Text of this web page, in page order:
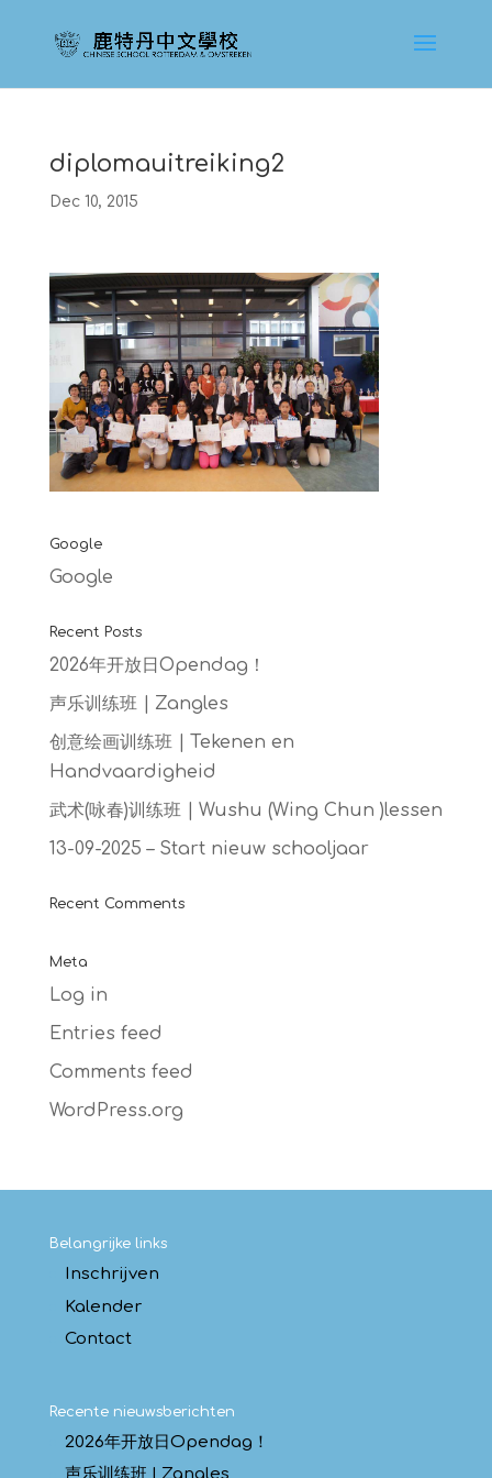
diplomauitreiking2
Dec 10, 2015
Google
Google
Recent Posts
2026年开放日Opendag！
声乐训练班 | Zangles
创意绘画训练班 | Tekenen en
Handvaardigheid
武术(咏春)训练班 | Wushu (Wing Chun )lessen
13-09-2025 – Start nieuw schooljaar
Recent Comments
Meta
Log in
Entries feed
Comments feed
WordPress.org
Belangrijke links
Inschrijven
Kalender
Contact
Recente nieuwsberichten
2026年开放日Opendag！